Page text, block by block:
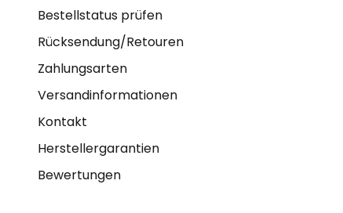
Bestellstatus prüfen
Rücksendung/Retouren
Zahlungsarten
Versandinformationen
Kontakt
Herstellergarantien
Bewertungen